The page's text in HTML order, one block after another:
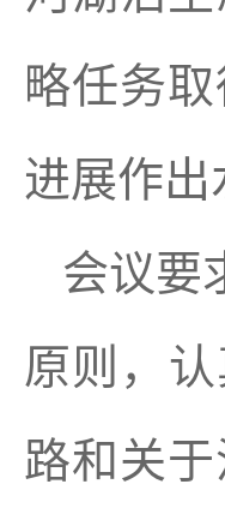
略任务
进展作出
会议要
原则，
路和关